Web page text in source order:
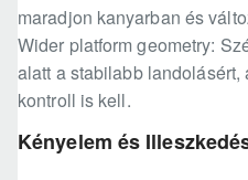
maradjon kanyarban és
Wider platform geometry:
alatt a stabilabb
kontroll is kell.
Kényelem és